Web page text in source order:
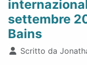
settembre
Bains
Dettagli
Scritto da